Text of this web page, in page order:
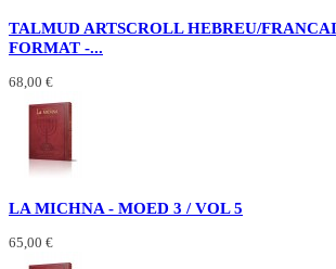
TALMUD ARTSCROLL HEBREU/
FORMAT -...
68,00 €
LA MICHNA - MOED 3 / VOL 5
65,00 €